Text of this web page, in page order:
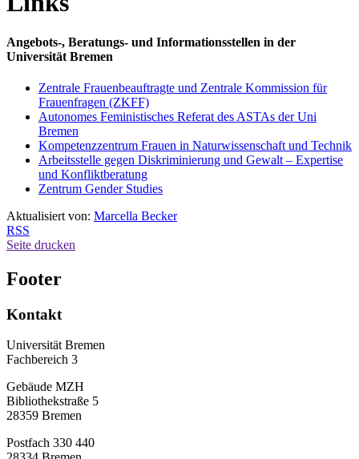
Angebots-, Beratungs- und Informationsstellen in der
Universität Bremen
Zentrale Frauenbeauftragte und Zentrale Kommission für
Frauenfragen (ZKFF)
Autonomes Feministisches Referat des ASTAs der Uni
Bremen
Kompetenzzentrum Frauen in Naturwissenschaft und Technik
Arbeitsstelle gegen Diskriminierung und Gewalt – Expertise
und Konfliktberatung
Zentrum Gender Studies
Aktualisiert von: Marcella Becker
RSS
Seite drucken
Footer
Kontakt
Universität Bremen
Fachbereich 3
Gebäude MZH
Bibliothekstraße 5
28359 Bremen
Postfach 330 440